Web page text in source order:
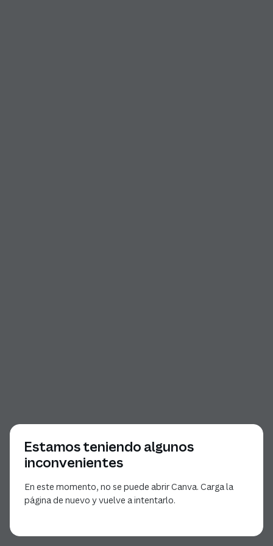
Estamos teniendo algunos
inconvenientes
En este momento, no se puede abrir Canva. Carga la
página de nuevo y vuelve a intentarlo.